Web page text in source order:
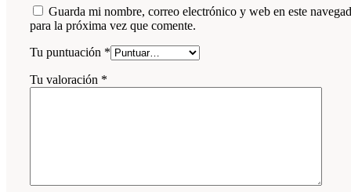
Guarda mi nombre, correo electrónico y web en este
para la próxima vez que comente.
Tu puntuación *
Tu valoración *